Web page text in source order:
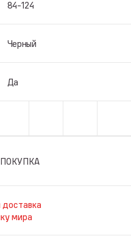
84-124
Черный
Да
мира